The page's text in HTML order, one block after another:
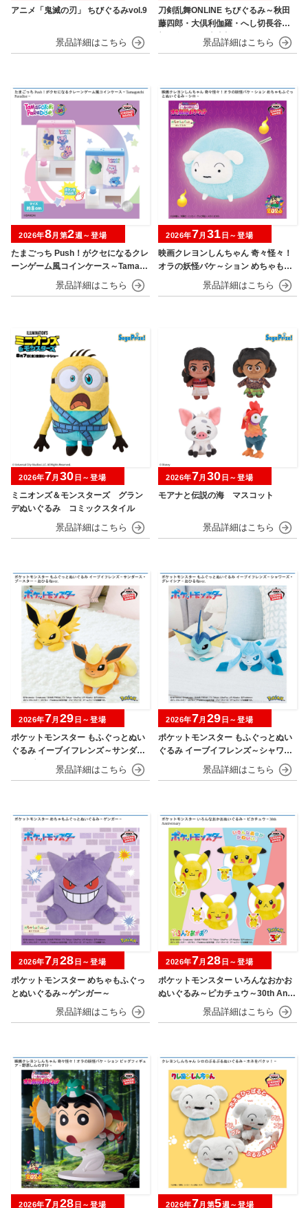
アニメ「鬼滅の刃」 ちびぐるみvol.9
刀剣乱舞ONLINE ちびぐるみ～秋田
藤四郎・大倶利伽羅・へし切長谷
部・獅子王・火車切～
たまごっち Push！がクセになるクレ
ーンゲーム風コインケース～Tamago
tchi Paradise～
2026年8月第2週～登場
映画クレヨンしんちゃん 奇々怪々！
オラの妖怪バケ～ション めちゃもふ
ぐっとぬいぐるみ シロ
2026年7月 31 日～登場
ミニオンズ＆モンスターズ グラン
デぬいぐるみ コミックスタイル
2026年7月 30 日～登場
モアナと伝説の海 マスコット
2026年7月 30 日～登場
ポケットモンスター もふぐっとぬい
ぐるみ イーブイフレンズ～サンダー
ス・ブースター～おひるねver.
2026年7月 29 日～登場
ポケットモンスター もふぐっとぬい
ぐるみ イーブイフレンズ～シャワー
ズ・グレイシア～おひるねver.
2026年7月 29 日～登場
ポケットモンスター めちゃもふぐっ
とぬいぐるみ～ゲンガー～
2026年7月 28 日～登場
ポケットモンスター いろんなおかお
ぬいぐるみ～ピカチュウ～30th Anni
2026年7月 28 日～登場
2026年7月 28 日～登場 2026年7月第5週～登場